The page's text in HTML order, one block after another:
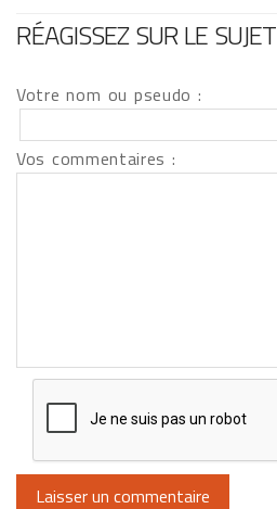
RÉAGISSEZ SUR LE SUJET
Votre nom ou pseudo :
Vos commentaires :